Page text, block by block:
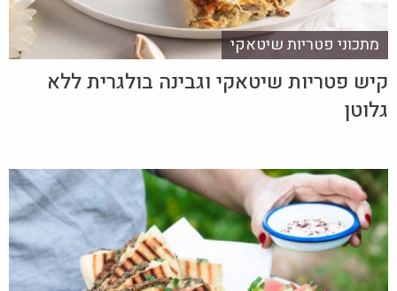
מתכוני פטריות שיטאקי
קיש פטריות שיטאקי וגבינה בולגרית ללא
גלוטן